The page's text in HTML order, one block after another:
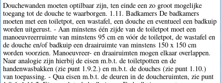
Douchewanden moeten optilbaar zijn, ten einde een zo groot mogelijke
toegang tot de douche te waarborgen. 1.11. Badkamers De badkamers
moeten met een toiletpot, een wastafel, een douche en eventueel een badkuip
worden uitgerust. - Aan minstens één zijde van de toiletpot moet een
manoeuvreerruimte van minstens 95 cm en vóór de toiletpot, de wastafel en
de douche en/of badkuip een draairuimte van minstens 150 x 150 cm
worden voorzien. Manoeuvreer- en draairuimten mogen elkaar overlappen.
Naar analogie zijn hierbij de eisen m.b.t. de toiletpotten en de
handenwasbakken (zie punt 1.9.2.) en m.b.t. de douches (zie punt 1.10.)
van toepassing. - Qua eisen m.b.t. de deuren in de doucheruimten, zie punt